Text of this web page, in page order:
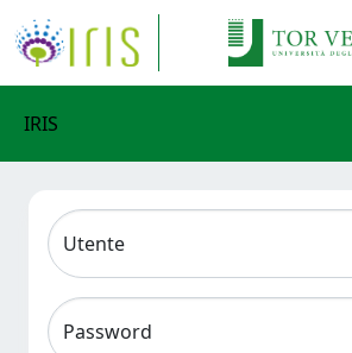
IRIS
Utente
Password